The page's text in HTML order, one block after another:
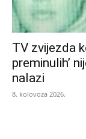
TV zvijezda
preminulih’
nalazi
8. kolovoza 2026.